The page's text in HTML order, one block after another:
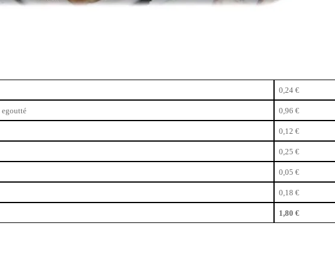
0,24 €
egoutté 0,96 €
0,12 €
0,25 €
0,05 €
0,18 €
1,80 €